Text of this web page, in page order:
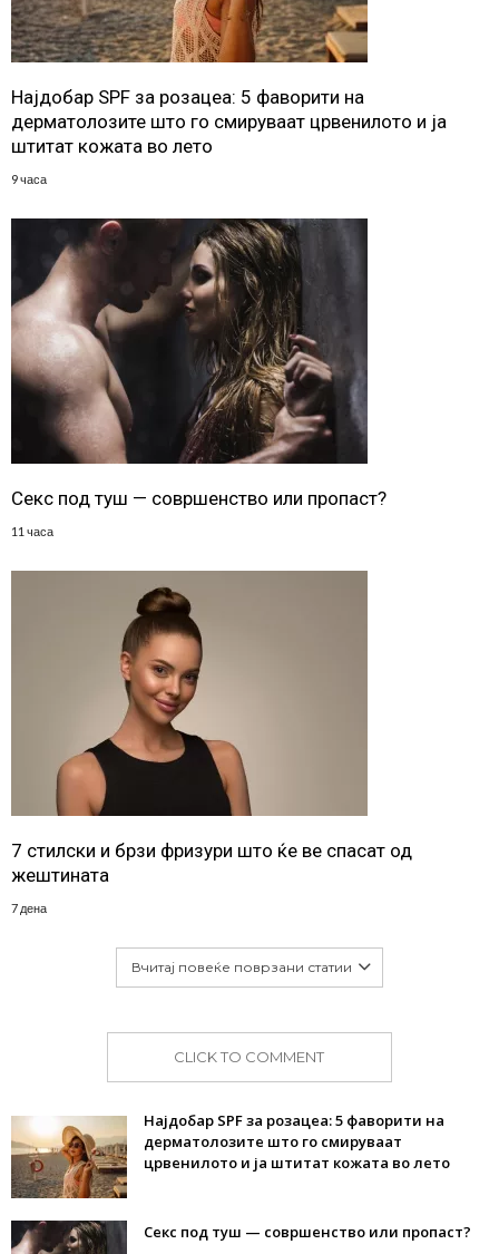
Најдобар SPF за розацеа: 5 фаворити на
дерматолозите што го смируваат црвенилото и ја
штитат кожата во лето
9 часа
Секс под туш — совршенство или пропаст?
11 часа
7 стилски и брзи фризури што ќе ве спасат од
жештината
7 дена
Вчитај повеќе поврзани статии
CLICK TO COMMENT
Најдобар SPF за розацеа: 5 фаворити на
дерматолозите што го смируваат
црвенилото и ја штитат кожата во лето
Секс под туш — совршенство или пропаст?